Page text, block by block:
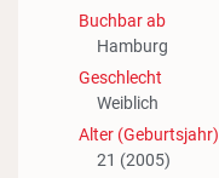
Buchbar ab
Hamburg
Geschlecht
Weiblich
Alter (Geburtsjahr)
21 (2005)